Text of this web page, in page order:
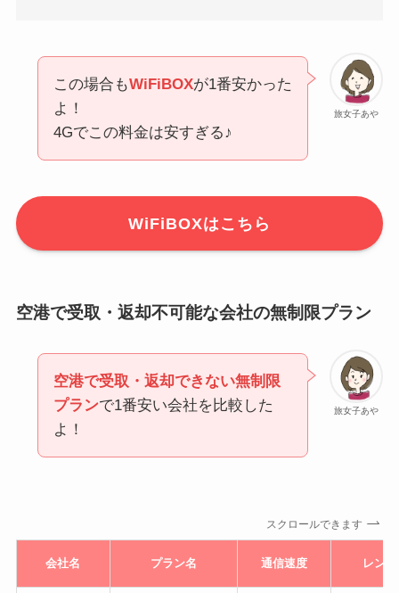
旅女子あや
この場合もWiFiBOXが1番安かった
よ！
4Gでこの料金は安すぎる♪
WiFiBOXはこちら
空港で受取・返却不可能な会社の無制限プラン
旅女子あや
空港で受取・返却できない無制限
プランで1番安い会社を比較した
よ！
スクロールできます
会社名 プラン名 通信速度 レン